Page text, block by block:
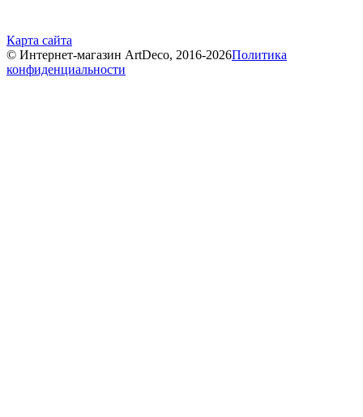
Карта сайта
© Интернет-магазин ArtDeco, 2016-2026Политика
конфиденциальности